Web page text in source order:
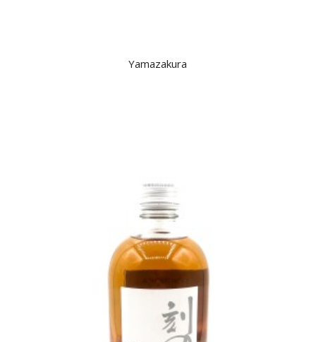
Yamazakura